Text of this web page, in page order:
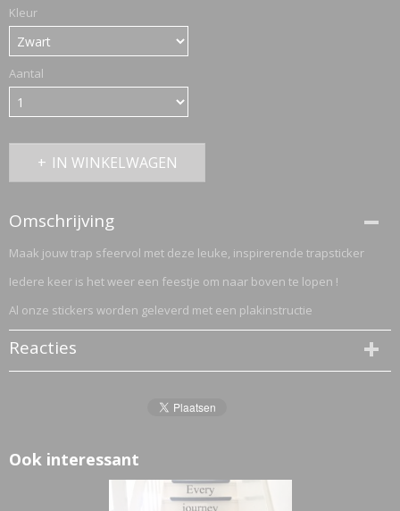
Kleur
Aantal
IN WINKELWAGEN
Omschrijving
Maak jouw trap sfeervol met deze leuke, inspirerende trapsticker
Iedere keer is het weer een feestje om naar boven te lopen !
Al onze stickers worden geleverd met een plakinstructie
Reacties
Ook interessant